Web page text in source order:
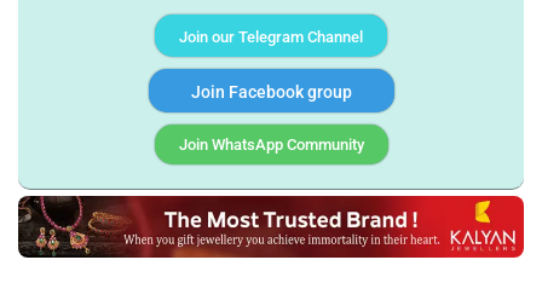
Join our Telegram Channel
Join Facebook group
Join WhatsApp Community